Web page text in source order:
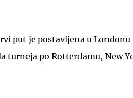
put je postavljena u Londonu
turneja po Rotterdamu, New